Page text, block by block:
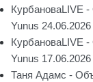
КурбановаLIVE
Yunus 24.06.2026
КурбановаLIVE
Yunus 17.06.2026
Таня Адамс -